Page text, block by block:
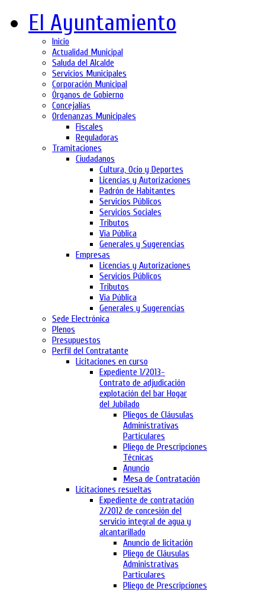
El Ayuntamiento
Inicio
Actualidad Municipal
Saluda del Alcalde
Servicios Municipales
Corporación Municipal
Órganos de Gobierno
Concejalías
Ordenanzas Municipales
Fiscales
Reguladoras
Tramitaciones
Ciudadanos
Cultura, Ocio y Deportes
Licencias y Autorizaciones
Padrón de Habitantes
Servicios Públicos
Servicios Sociales
Tributos
Via Pública
Generales y Sugerencias
Empresas
Licencias y Autorizaciones
Servicios Públicos
Tributos
Via Pública
Generales y Sugerencias
Sede Electrónica
Plenos
Presupuestos
Perfil del Contratante
Licitaciones en curso
Expediente 1/2013-
Contrato de adjudicación
explotación del bar Hogar
del Jubilado
Pliegos de Cláusulas
Administrativas
Particulares
Pliego de Prescripciones
Técnicas
Anuncio
Mesa de Contratación
Licitaciones resueltas
Expediente de contratación
2/2012 de concesión del
servicio integral de agua y
alcantarillado
Anuncio de licitación
Pliego de Cláusulas
Administrativas
Particulares
Pliego de Prescripciones